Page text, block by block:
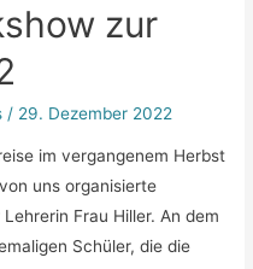
zur
/ 29. Dezember 2022
im vergangenem Herbst
uns organisierte
Frau Hiller. An dem
Schüler, die die